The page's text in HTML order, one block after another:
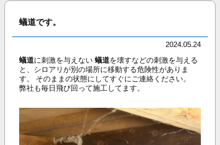
プライバシーポリシー お問い合わせ
蟻道です。
2024.05.24
蟻道に刺激を与えない蟻道を壊すなどの刺激を与える
と、シロアリが別の場所に移動する危険性がありま
す。 そのままの状態にしてすぐにご連絡ください。
弊社も毎日飛び回って施工してます。